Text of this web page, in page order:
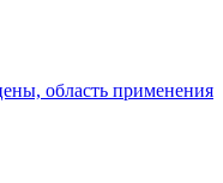
область применения